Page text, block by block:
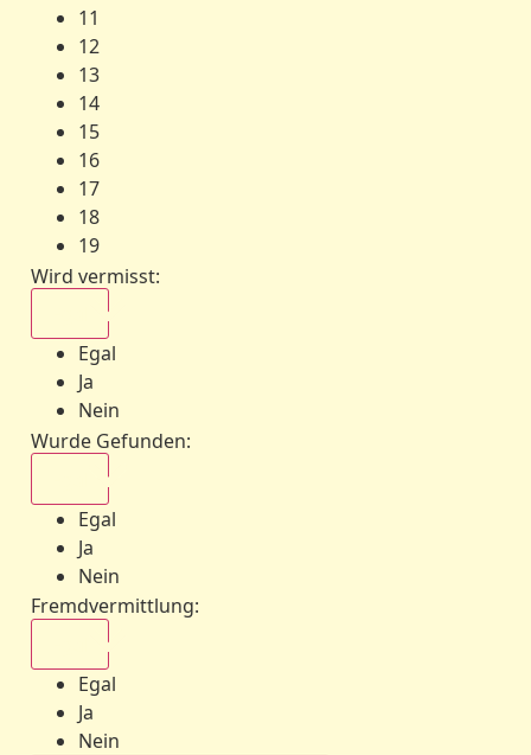
11
12
13
14
15
16
17
18
19
Wird vermisst:
Egal
Ja
Nein
Wurde Gefunden:
Egal
Ja
Nein
Fremdvermittlung:
Egal
Ja
Nein